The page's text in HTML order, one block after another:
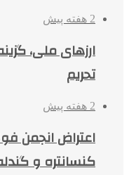
2 هفته پیش
ارزهای ملی،
تحریم
2 هفته پیش
اعتراض انجمن
کنسانتره و